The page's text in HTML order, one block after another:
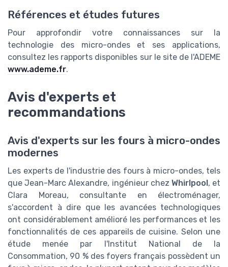
Références et études futures
Pour approfondir votre connaissances sur la
technologie des micro-ondes et ses applications,
consultez les rapports disponibles sur le site de l'ADEME
www.ademe.fr.
Avis d'experts et
recommandations
Avis d'experts sur les fours à micro-ondes
modernes
Les experts de l'industrie des fours à micro-ondes, tels
que Jean-Marc Alexandre, ingénieur chez Whirlpool, et
Clara Moreau, consultante en électroménager,
s'accordent à dire que les avancées technologiques
ont considérablement amélioré les performances et les
fonctionnalités de ces appareils de cuisine. Selon une
étude menée par l'Institut National de la
Consommation, 90 % des foyers français possèdent un